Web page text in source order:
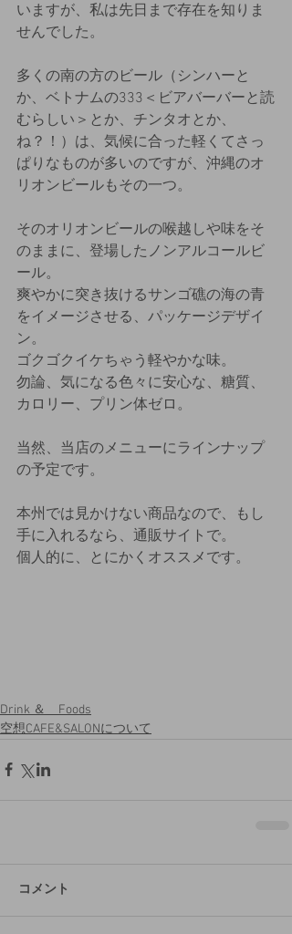
いますが、私は先日まで存在を知りま
せんでした。
多くの南の方のビール（シンハーと
か、ベトナムの333＜ビアバーバーと読
むらしい＞とか、チンタオとか、
ね？！）は、気候に合った軽くてさっ
ぱりなものが多いのですが、沖縄のオ
リオンビールもその一つ。
そのオリオンビールの喉越しや味をそ
のままに、登場したノンアルコールビ
ール。
爽やかに突き抜けるサンゴ礁の海の青
をイメージさせる、パッケージデザイ
ン。
ゴクゴクイケちゃう軽やかな味。
勿論、気になる色々に安心な、糖質、
カロリー、プリン体ゼロ。
当然、当店のメニューにラインナップ
の予定です。
本州では見かけない商品なので、もし
手に入れるなら、通販サイトで。
個人的に、とにかくオススメです。
Drink ＆ Foods
空想CAFE&SALONについて
コメント